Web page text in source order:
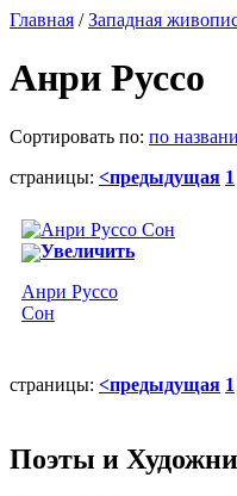
Главная /Западная
Анри Руссо
Сортировать по: по
страницы: <предыдущая 1
Увеличить
Анри Руссо
Сон
страницы: <предыдущая 1
Поэты и